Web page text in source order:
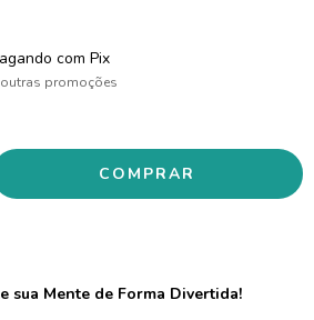
com Pix
promoções
sua Mente de Forma Divertida!